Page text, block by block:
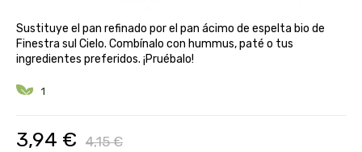
Sustituye el pan refinado por el pan ácimo de espelta bio de
Finestra sul Cielo. Combínalo con hummus, paté o tus
ingredientes preferidos. ¡Pruébalo!
1
3,94 € 4,15 €
vista y oídos
amapola